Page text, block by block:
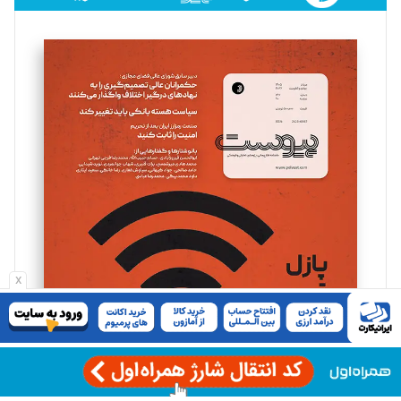
x
فائزه فتحی رستمی
تحریریه
سروش کرمیان
تحریریه
مینا پاکدل
یسنا امان‌پور
تحریریه
ملینا جعفری
تحریریه